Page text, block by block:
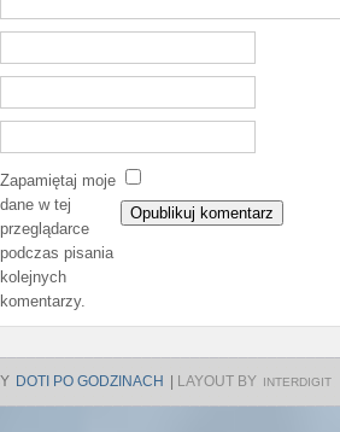
Zapamiętaj moje
dane w tej
przeglądarce
podczas pisania
kolejnych
komentarzy.
DOTI PO GODZINACH LAYOUT BY INTERDIGIT